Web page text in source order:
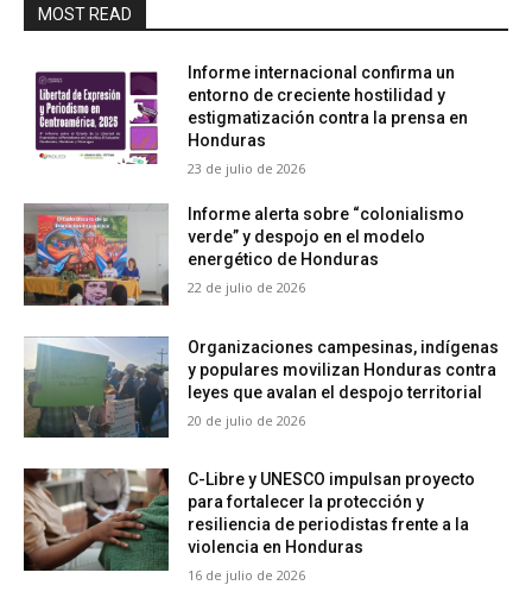
MOST READ
Informe internacional confirma un
entorno de creciente hostilidad y
estigmatización contra la prensa en
Honduras
23 de julio de 2026
Informe alerta sobre “colonialismo
verde” y despojo en el modelo
energético de Honduras
22 de julio de 2026
Organizaciones campesinas, indígenas
y populares movilizan Honduras contra
leyes que avalan el despojo territorial
20 de julio de 2026
C-Libre y UNESCO impulsan proyecto
para fortalecer la protección y
resiliencia de periodistas frente a la
violencia en Honduras
16 de julio de 2026